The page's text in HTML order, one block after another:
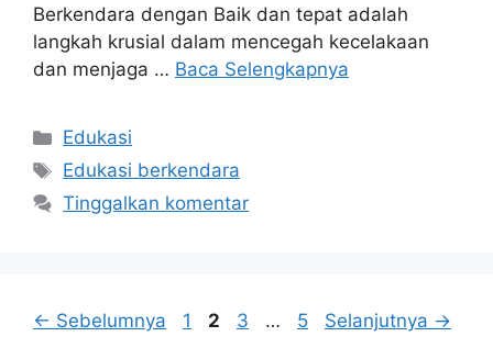
Berkendara dengan Baik dan tepat adalah
langkah krusial dalam mencegah kecelakaan
dan menjaga … Baca Selengkapnya
Kategori
Edukasi
Tag
Edukasi berkendara
Tinggalkan komentar
← Sebelumnya Halaman
1 Halaman
2 Halaman
3 … Halaman
5 Selanjutnya →